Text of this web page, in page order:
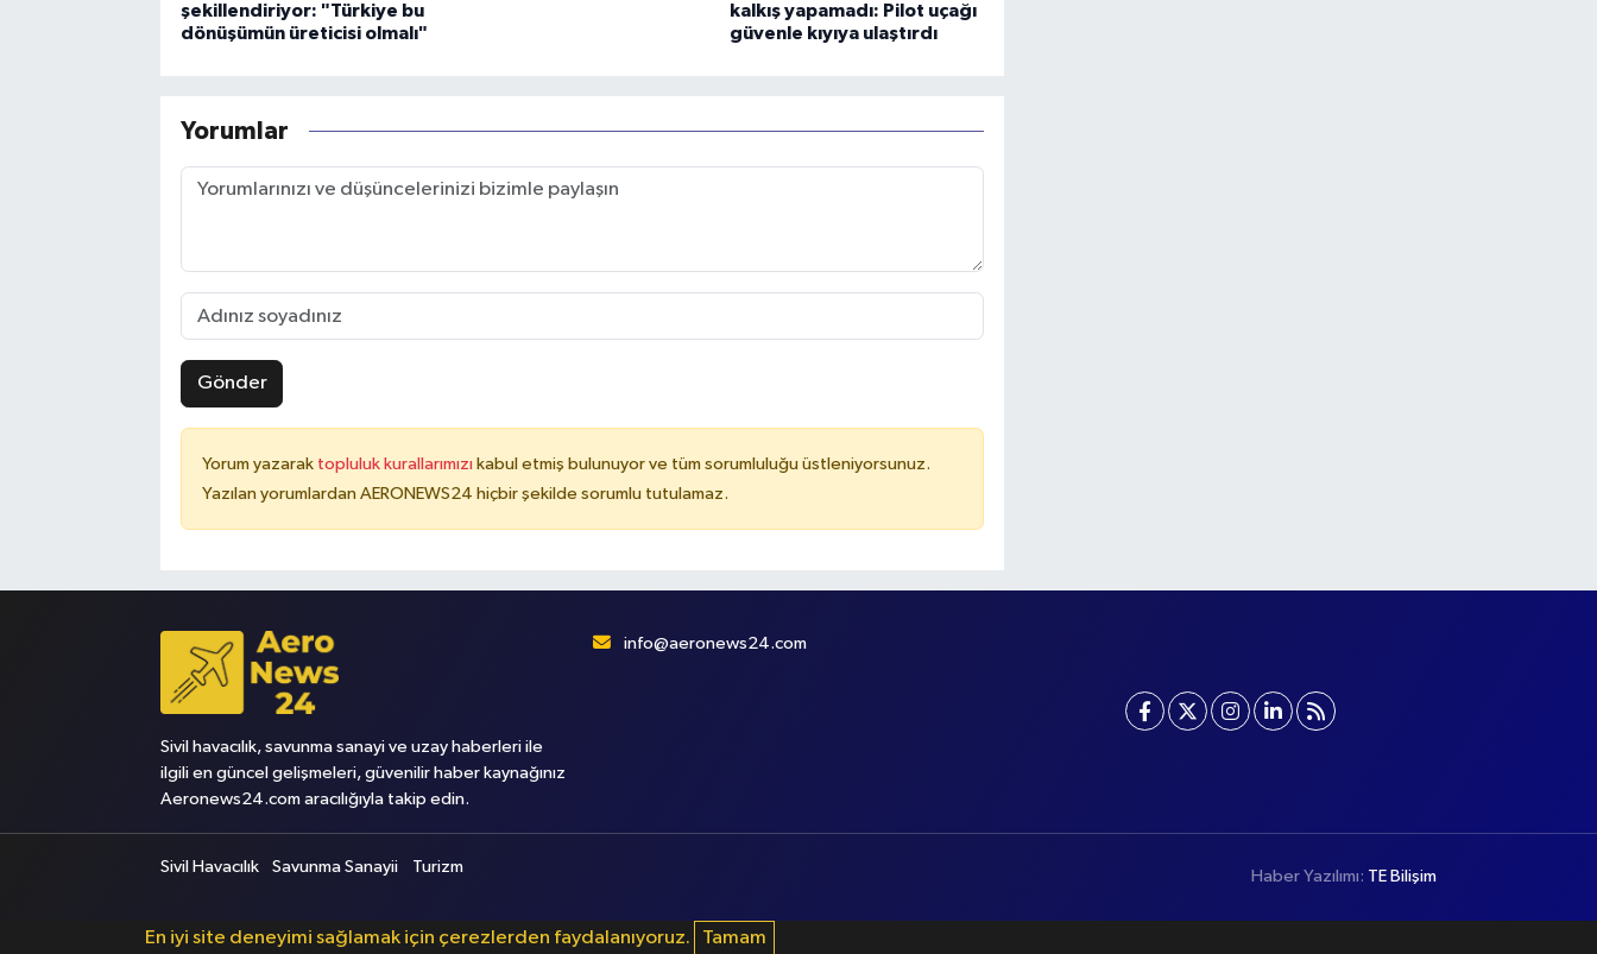
şekillendiriyor: "Türkiye bu
dönüşümün üreticisi olmalı"
kalkış yapamadı: Pilot uçağı
güvenle kıyıya ulaştırdı
Yorumlar
Gönder
Yorum yazarak topluluk kurallarımızı kabul etmiş bulunuyor ve tüm sorumluluğu üstleniyorsunuz.
Yazılan yorumlardan AERONEWS24 hiçbir şekilde sorumlu tutulamaz.
Sivil havacılık, savunma sanayi ve uzay haberleri ile
ilgili en güncel gelişmeleri, güvenilir haber kaynağınız
Aeronews24.com aracılığıyla takip edin.
info@aeronews24.com
Sivil Havacılık Savunma Sanayii Turizm
Haber Yazılımı: TE Bilişim
En iyi site deneyimi sağlamak için çerezlerden faydalanıyoruz. Tamam